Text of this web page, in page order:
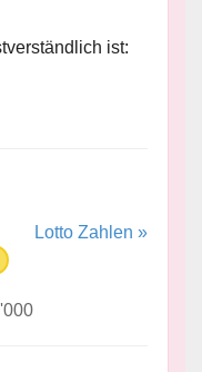
ist:
Lotto Zahlen »